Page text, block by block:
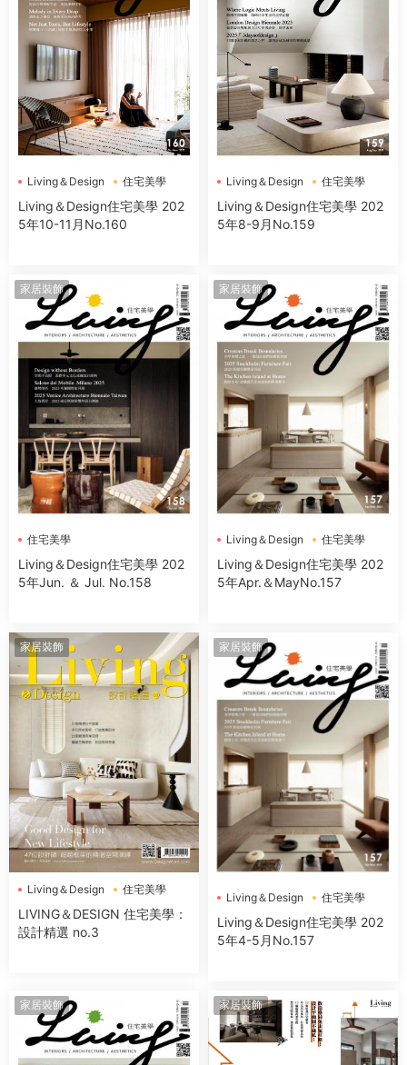
Living＆Design 住宅美學
Living＆Design住宅美學 202
5年10-11月No.160
Living＆Design 住宅美學
Living＆Design住宅美學 202
5年8-9月No.159
家居裝飾
住宅美學
Living＆Design住宅美學 202
5年Jun. ＆ Jul. No.158
家居裝飾
Living＆Design 住宅美學
Living＆Design住宅美學 202
5年Apr.＆MayNo.157
家居裝飾
Living＆Design 住宅美學
LIVING＆DESIGN 住宅美學：
設計精選 no.3
家居裝飾
Living＆Design 住宅美學
Living＆Design住宅美學 202
5年4-5月No.157
家居裝飾 家居裝飾